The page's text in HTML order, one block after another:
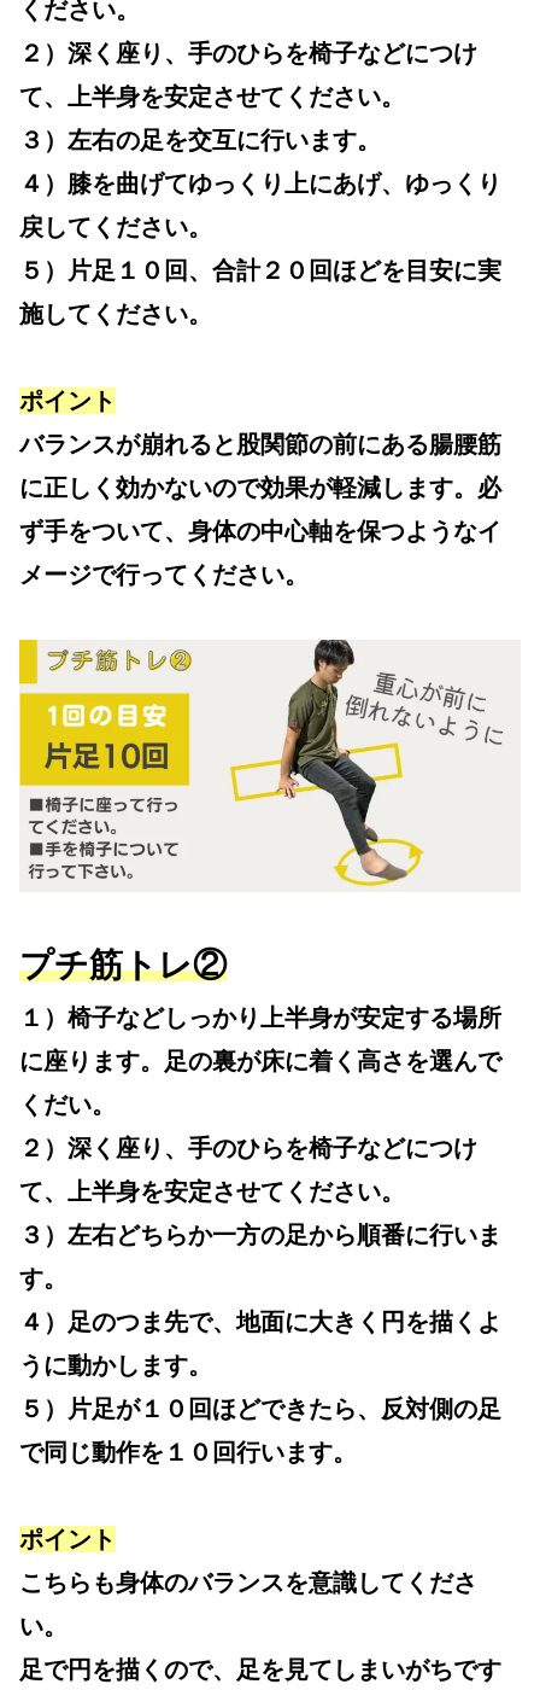
ください。
２）深く座り、手のひらを椅子などにつけ
て、上半身を安定させてください。
３）左右の足を交互に行います。
４）膝を曲げてゆっくり上にあげ、ゆっくり
戻してください。
５）片足１０回、合計２０回ほどを目安に実
施してください。
ポイント
バランスが崩れると股関節の前にある腸腰筋
に正しく効かないので効果が軽減します。必
ず手をついて、身体の中心軸を保つようなイ
メージで行ってください。
プチ筋トレ②
１）椅子などしっかり上半身が安定する場所
に座ります。足の裏が床に着く高さを選んで
くだい。
２）深く座り、手のひらを椅子などにつけ
て、上半身を安定させてください。
３）左右どちらか一方の足から順番に行いま
す。
４）足のつま先で、地面に大きく円を描くよ
うに動かします。
５）片足が１０回ほどできたら、反対側の足
で同じ動作を１０回行います。
ポイント
こちらも身体のバランスを意識してくださ
い。
足で円を描くので、足を見てしまいがちです